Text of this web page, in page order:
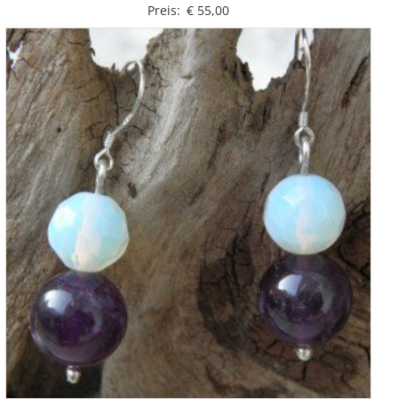
Preis: €55,00